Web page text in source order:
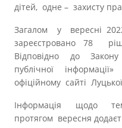
дітей, одне – захисту
Загалом у вересні
зареєстровано 78
Відповідно до
публічної
офіційному сайті
Інформація щодо
протягом вересня